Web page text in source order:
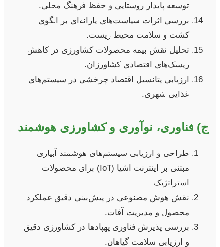
توسعه پایدار روستایی و حفظ فرهنگ محلی.
بررسی اثرات سیاست‌های یارانه‌ای بر الگوی
کشت و سلامت محیط زیست.
تحلیل نقش بیمه محصولات کشاورزی در کاهش
ریسک‌های اقتصادی کشاورزان.
ارزیابی پتانسیل اقتصاد چرخشی در سیستم‌های
غذایی شهری.
ج) فناوری، نوآوری و کشاورزی هوشمند
طراحی و ارزیابی سیستم‌های هوشمند آبیاری
مبتنی بر اینترنت اشیا (IoT) برای محصولات
استراتژیک.
نقش هوش مصنوعی در پیش‌بینی دقیق عملکرد
محصول و مدیریت آفات.
بررسی پذیرش فناوری پهپادها در کشاورزی دقیق
و ارزیابی سلامت گیاهان.